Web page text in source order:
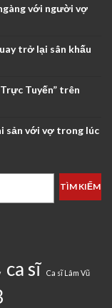
với người vợ
trở lại sân khấu
Tuyến” trên
sản với vợ trong lúc
TÌM KIẾM
ca sĩ Ca sĩ Lâm Vũ